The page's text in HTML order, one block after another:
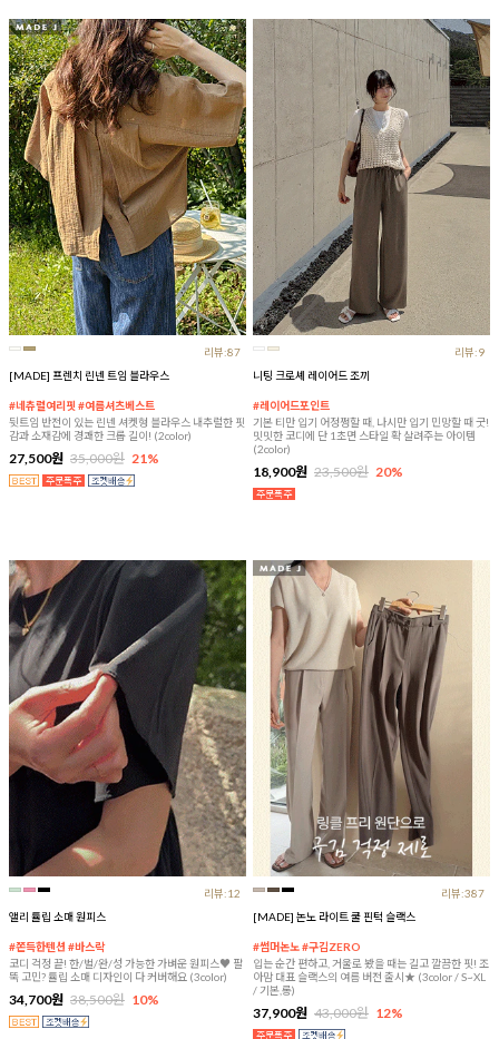
리뷰:87
[MADE] 프렌치 린넨 트임 블라우스
#네츄럴여리핏 #여름셔츠베스트
뒷트임 반전이 있는 린넨 셔켓형 블라우스 내추럴한 핏
감과 소재감에 경쾌한 크롭 길이! (2color)
27,500원 35,000원 21%
리뷰:9
니팅 크로셰 레이어드 조끼
#레이어드포인트
기본 티만 입기 어정쩡할 때, 나시만 입기 민망할 때 굿!
밋밋한 코디에 단 1초면 스타일 확 살려주는 아이템
(2color)
18,900원 23,500원 20%
리뷰:12
앨리 튤립 소매 원피스
#쫀득한텐션 #바스락
코디 걱정 끝! 한/벌/완/성 가능한 가벼운 원피스♥ 팔
뚝 고민? 튤립 소매 디자인이 다 커버해요 (3color)
34,700원 38,500원 10%
리뷰:387
[MADE] 논노 라이트 쿨 핀턱 슬랙스
#썸머논노 #구김ZERO
입는 순간 편하고, 거울로 봤을 때는 길고 깔끔한 핏! 조
아맘 대표 슬랙스의 여름 버전 출시★ (3color / S~XL
/ 기본,롱)
37,900원 43,000원 12%